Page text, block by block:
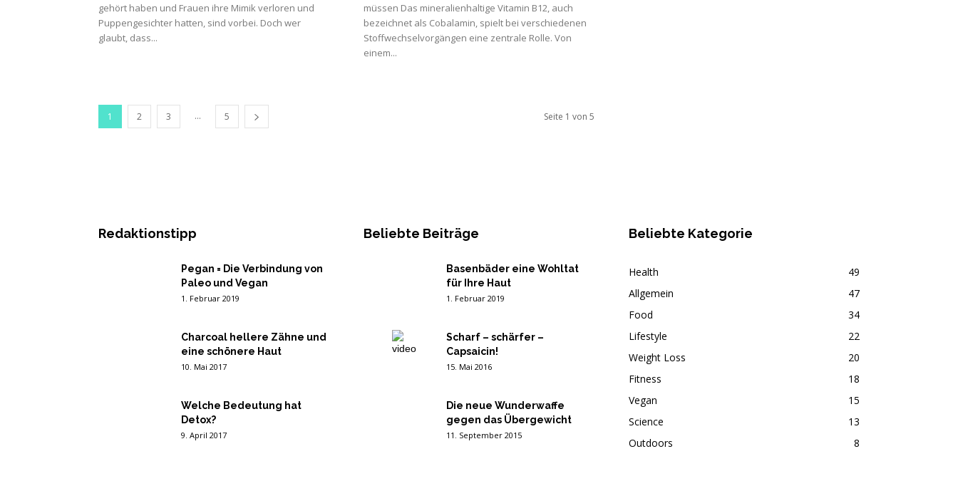
gehört haben und Frauen ihre Mimik verloren und
Puppengesichter hatten, sind vorbei. Doch wer
glaubt, dass...
müssen Das mineralienhaltige Vitamin B12, auch
bezeichnet als Cobalamin, spielt bei verschiedenen
Stoffwechselvorgängen eine zentrale Rolle. Von
einem...
1 2 3 ... 5 Seite 1 von 5
Redaktionstipp
Pegan = Die Verbindung von
Paleo und Vegan
1. Februar 2019
Charcoal hellere Zähne und
eine schönere Haut
10. Mai 2017
Welche Bedeutung hat
Detox?
9. April 2017
Beliebte Beiträge
Basenbäder eine Wohltat
für Ihre Haut
1. Februar 2019
Scharf – schärfer –
Capsaicin!
15. Mai 2016
Die neue Wunderwaffe
gegen das Übergewicht
11. September 2015
Beliebte Kategorie
Health
49
Allgemein
47
Food
34
Lifestyle
22
Weight Loss
20
Fitness
18
Vegan
15
Science
13
Outdoors
8